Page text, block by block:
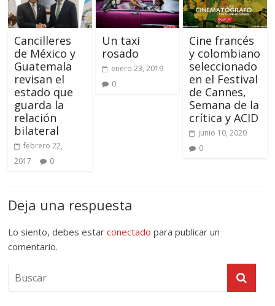
Cancilleres
de México y
Guatemala
revisan el
estado que
guarda la
relación
bilateral
febrero 22,
2017
0
Un taxi
rosado
enero 23, 2019
0
Cine francés
y colombiano
seleccionado
en el Festival
de Cannes,
Semana de la
crítica y ACID
junio 10, 2020
0
Deja una respuesta
Lo siento, debes estarconectado para publicar un
comentario.